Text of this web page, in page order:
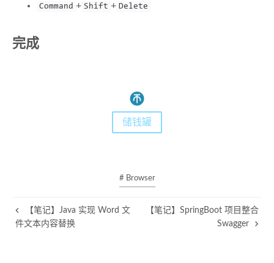
Command + Shift + Delete
完成
储钱罐
# Browser
【笔记】Java 实现 Word 文
件文本内容替换
【笔记】SpringBoot 项目整合
Swagger